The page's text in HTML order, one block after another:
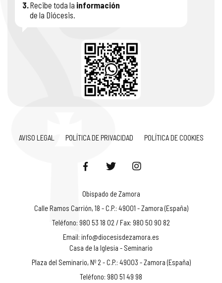
3.Recibe toda la información
de la Diócesis.
AVISO LEGAL POLÍTICA DE PRIVACIDAD POLÍTICA DE COOKIES
Obispado de Zamora
Calle Ramos Carrión, 18 - C.P.: 49001 - Zamora (España)
Teléfono: 980 53 18 02 / Fax: 980 50 90 82
Email: info@diocesisdezamora.es
Casa de la Iglesia - Seminario
Plaza del Seminario, Nº 2 - C.P.: 49003 - Zamora (España)
Teléfono: 980 51 49 98